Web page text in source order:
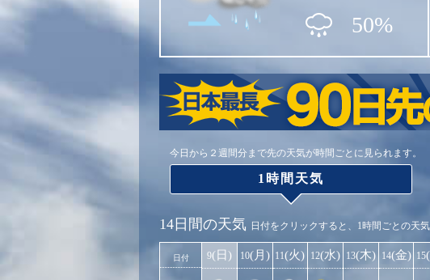
50%
今日から２週間分まで先の天気が時間ごとに見られます。
1時間天気
14日間の天気 日付をクリックすると、1時間ごとの天
日付 9(日) 10(月) 11(火) 12(水) 13(木) 14(金) 15